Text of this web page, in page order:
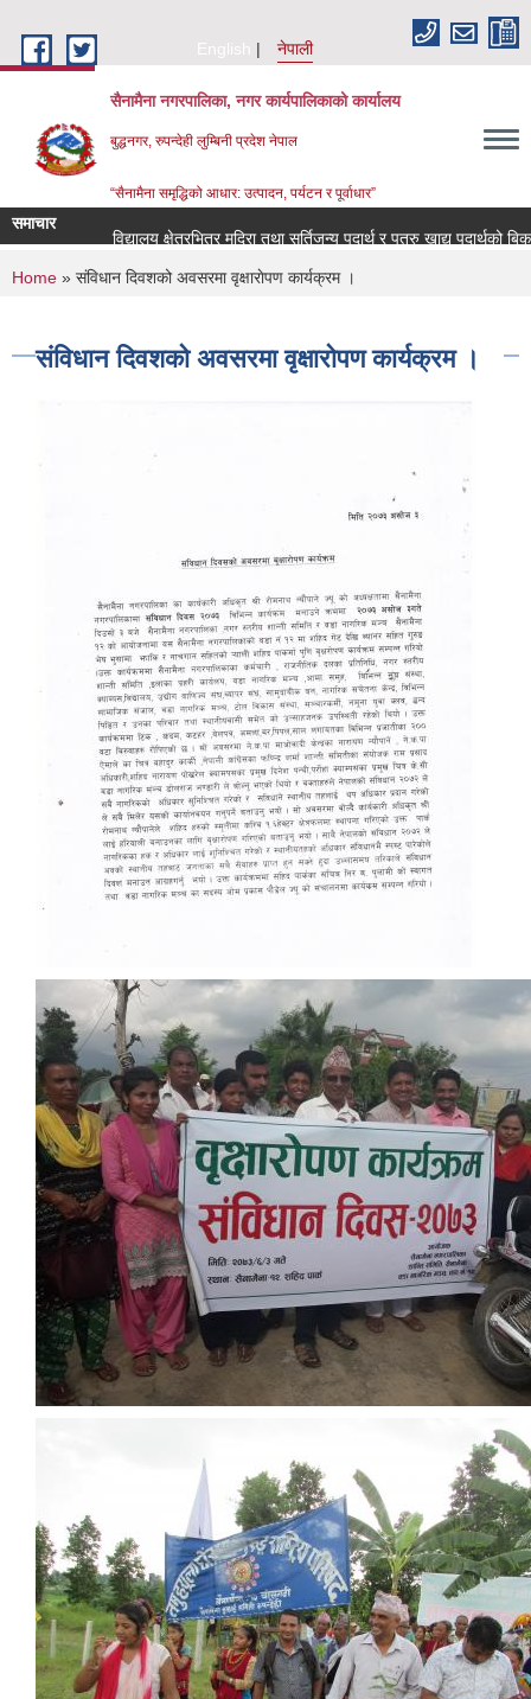
English
नेपाली
सैनामैना नगरपालिका, नगर कार्यपालिकाको कार्यालय
बुद्धनगर, रुपन्देही लुम्बिनी प्रदेश नेपाल
“सैनामैना समृद्धिको आधार: उत्पादन, पर्यटन र पूर्वाधार”
समाचार
विद्यालय क्षेत्रभित्र मदिरा तथा सुर्तिजन्य पदार्थ र पत्रु खाद्य पदार्थको
You are here
Home » संविधान दिवशको अवसरमा वृक्षाराेपण कार्यक्रम ।
संविधान दिवशको अवसरमा वृक्षाराेपण कार्यक्रम ।